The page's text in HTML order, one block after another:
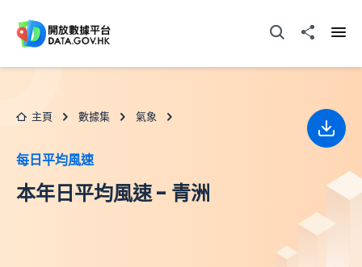
打開搜尋器分享至
主頁 數據集 氣象
每日平均風速
本年日平均風速 - 青洲
下載